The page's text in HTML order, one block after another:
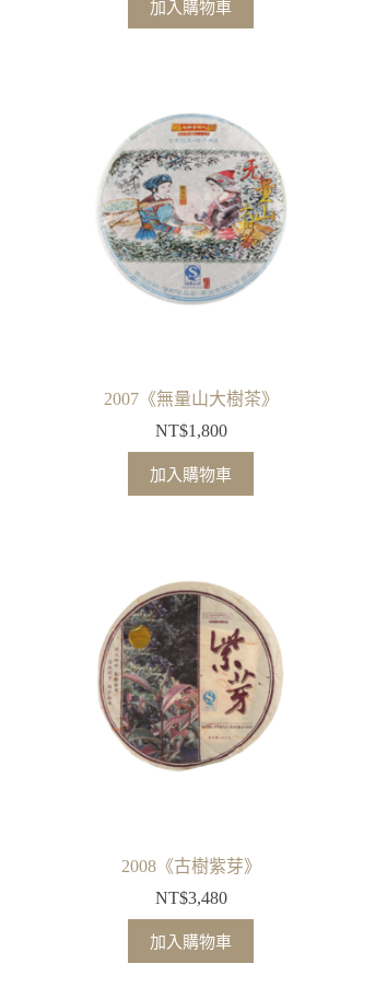
加入購物車
2007《無量山大樹茶》
NT$1,800
加入購物車
2008《古樹紫芽》
NT$3,480
加入購物車